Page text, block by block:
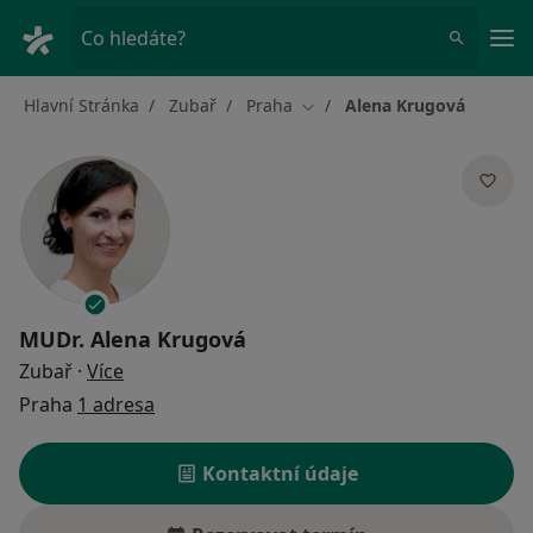
Co hledáte?
Hlavní Stránka Zubař Praha Změna města
Alena Krugová
MUDr. Alena Krugová
Zubař · Více
Praha 1 adresa
Kontaktní údaje